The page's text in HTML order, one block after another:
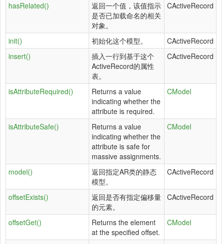
hasRelated()
返回一个值，该值指示
是否已加载命名的相关
对象。
CActiveRecord
init() 初始化这个模型。
CActiveRecord
insert()
插入一行到基于这个
ActiveRecord的属性
表。
CActiveRecord
isAttributeRequired()
Returns a value
indicating whether the
attribute is required.
CModel
isAttributeSafe()
Returns a value
indicating whether the
attribute is safe for
massive assignments.
CModel
model()
返回指定AR类的静态
模型。
CActiveRecord
offsetExists()
返回是否有指定偏移量
的元素。
CActiveRecord
offsetGet()
Returns the element
at the specified offset.
CModel